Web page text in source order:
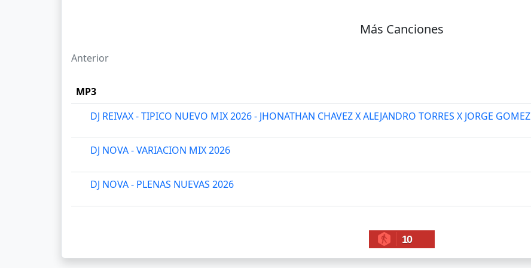
Más Canciones
Anterior
MP3
DJ REIVAX - TIPICO NUEVO MIX 2026 - JHONATHAN CHAVEZ X ALEJANDRO TORRES X JORGE GOMEZ
DJ NOVA - VARIACION MIX 2026
DJ NOVA - PLENAS NUEVAS 2026
10